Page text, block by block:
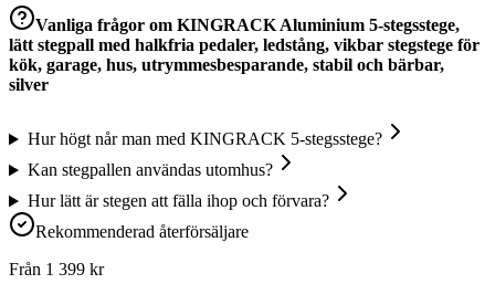
Vanliga frågor om KINGRACK Aluminium 5-stegsstege,
lätt stegpall med halkfria pedaler, ledstång, vikbar stegstege för
kök, garage, hus, utrymmesbesparande, stabil och bärbar,
silver
Hur högt når man med KINGRACK 5-stegsstege?
Kan stegpallen användas utomhus?
Hur lätt är stegen att fälla ihop och förvara?
Rekommenderad återförsäljare
Från 1 399 kr